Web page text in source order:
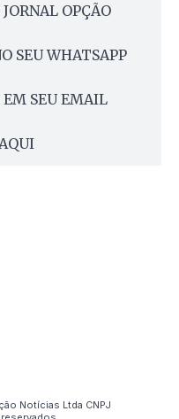
OPÇÃO
SEU WHATSAPP
EM SEU EMAIL
Notícias Ltda CNPJ